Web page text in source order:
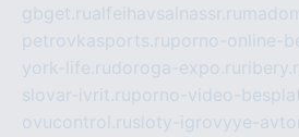
gbget.rualfeihavsalnassr.ru
petrovkasports.ruporno-online-
york-life.rudoroga-expo.ru
slovar-ivrit.ruporno-video-
ovucontrol.rusloty-igrovyye-